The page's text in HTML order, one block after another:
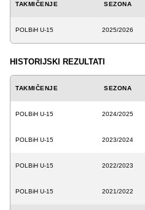
TAKMIČENJE SEZONA
POLBiH U-15 2025/2026
HISTORIJSKI REZULTATI
TAKMIČENJE SEZONA
POLBiH U-15 2024/2025
POLBiH U-15 2023/2024
POLBiH U-15 2022/2023
POLBiH U-15 2021/2022